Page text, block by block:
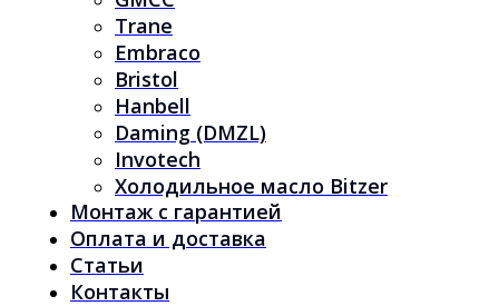
Trane
Embraco
Bristol
Hanbell
Daming (DMZL)
Invotech
Холодильное масло Bitzer
Монтаж с гарантией
Оплата и доставка
Статьи
Контакты